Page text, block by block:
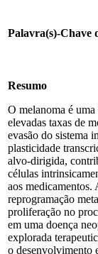
Palavra(s)-Chave
Resumo
O melanoma é
elevadas taxas de
evasão do sistema
plasticidade
alvo-dirigida,
células
aos medicamentos.
reprogramação
proliferação no
em uma doença
explorada
o desenvolvimento